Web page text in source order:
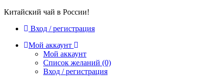
Китайский чай в России!
Вход / регистрация
Мой аккаунт
Мой аккаунт
Список желаний (0)
Вход / регистрация